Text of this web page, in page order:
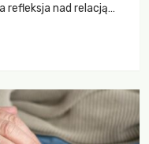
refleksja nad relacją